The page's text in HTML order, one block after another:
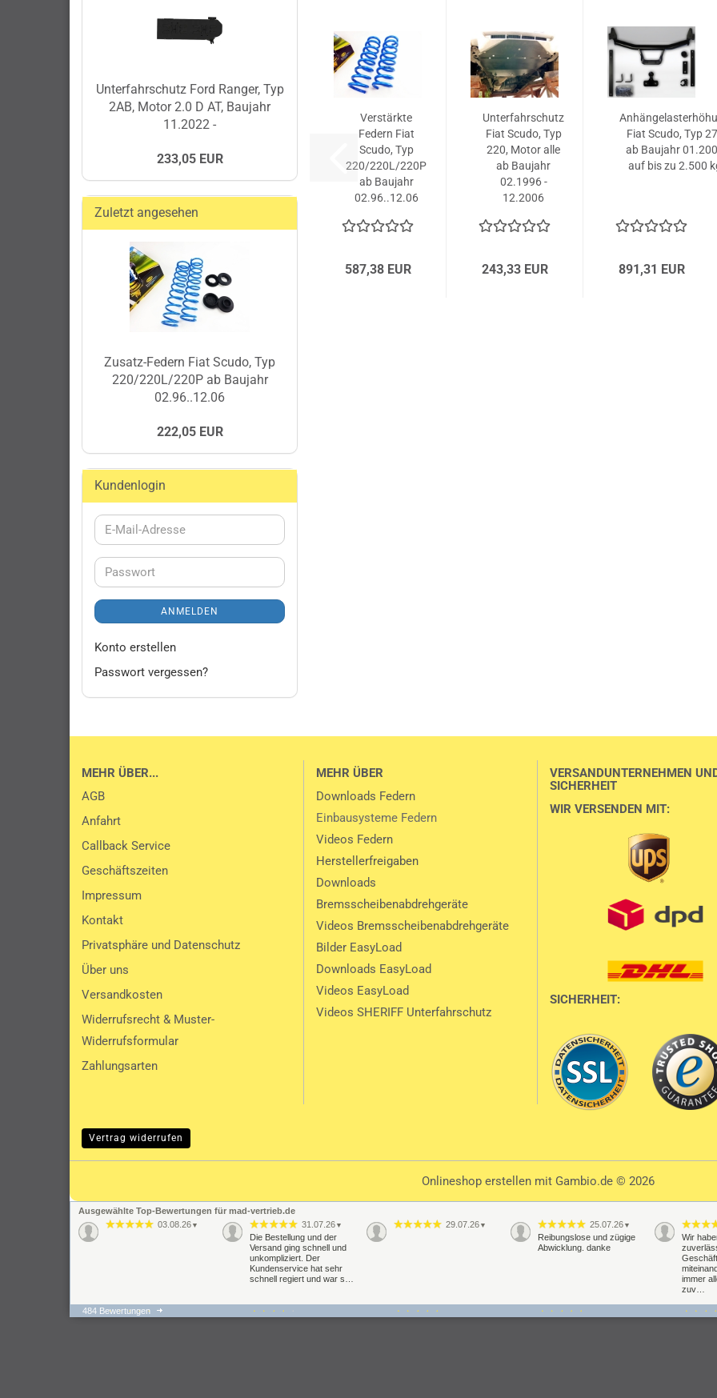
Verstärkte
Federn Fiat
Scudo, Typ
220/220L/220P
ab Baujahr
02.96..12.06
587,38 EUR
Unterfahrschutz
Fiat Scudo, Typ
220, Motor alle
ab Baujahr
02.1996 -
12.2006
243,33 EUR
Fiat Scudo, Typ
ab Baujahr
auf bis zu 2.500
891,31 EUR
Unterfahrschutz Ford Ranger, Typ
2AB, Motor 2.0 D AT, Baujahr
11.2022 -
233,05 EUR
Zuletzt angesehen
Zusatz-Federn Fiat Scudo, Typ
220/220L/220P ab Baujahr
02.96..12.06
222,05 EUR
Kundenlogin
E-
Mail-
Passwort
ANMELDEN
Konto erstellen
Passwort vergessen?
MEHR ÜBER...
AGB
Anfahrt
Callback Service
Geschäftszeiten
Impressum
Kontakt
Privatsphäre und Datenschutz
Über uns
Versandkosten
Widerrufsrecht & Muster-
Widerrufsformular
Zahlungsarten
MEHR ÜBER
Downloads Federn
Einbausysteme Federn
Videos Federn
Herstellerfreigaben
Downloads
Bremsscheibenabdrehgeräte
Videos Bremsscheibenabdrehgeräte
Bilder EasyLoad
Downloads EasyLoad
Videos EasyLoad
Videos SHERIFF Unterfahrschutz
VERSANDUNTERNEHMEN
SICHERHEIT
WIR VERSENDEN MIT:
SICHERHEIT:
Vertrag widerrufen
Onlineshop erstellenmit Gambio.de © 2026
Ausgewählte Top-Bewertungen für mad-vertrieb.de
03.08.26 ▼ 31.07.26 ▼
Die Bestellung und der
Versand ging schnell und
unkompliziert. Der
Kundenservice hat sehr
schnell regiert und war s…
29.07.26 ▼ 25.07.26 ▼
Reibungslose und zügige
Abwicklung. danke
Wir
immer
zuv…
22.07.26 ▼ ▼ ▼ ▼
484 Bewertungen